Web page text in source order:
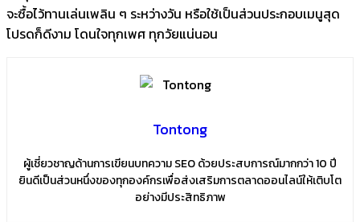
จะซื้อไว้ทานเล่นเพลิน ๆ ระหว่างวัน หรือใช้เป็นส่วนประกอบเมนูสุด
โปรดก็ดีงาม โดนใจทุกเพศ ทุกวัยแน่นอน
Tontong
ผู้เชี่ยวชาญด้านการเขียนบทความ SEO ด้วยประสบการณ์มากกว่า 10 ปี
ยินดีเป็นส่วนหนึ่งของทุกองค์กรเพื่อส่งเสริมการตลาดออนไลน์ให้เติบโต
อย่างมีประสิทธิภาพ